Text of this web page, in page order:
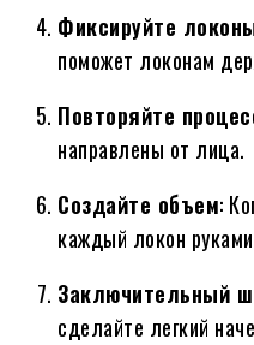
Фиксируйте
поможет локонам
Повторяйте
направлены от лица.
Создайте объем:
каждый локон
Заключительный
сделайте легкий